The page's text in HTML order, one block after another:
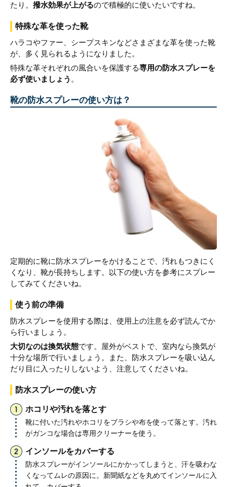
たり。 撥水効果が上がるので積極的に使いたいですね。
特殊な革を使った靴
ハラコやファー、シープスキンなどさまざまな革を使った靴
が、多く見られるようになりました。
特殊な革それぞれの風合いを保護する専用の防水スプレーを
必ず使いましょう 。
靴の防水スプレーの使い方は？
定期的に靴に防水スプレーをかけることで、汚れもつきにく
くなり、靴が長持ちします。以下の使い方を参考にスプレー
してみてくださいね。
使う前の準備
防水スプレーを使用する際は、使用上の注意を必ず読んでか
ら行いましょう。
大切なのは換気状態です。屋外がベストで、室内なら換気が
十分な場所で行いましょう。また、防水スプレーを吸い込ん
だり目に入ったりしないよう、注意してくださいね。
防水スプレーの使い方
ホコリや汚れを落とす
靴に付いた汚れやホコリをブラシや布を使って落とす。汚れ
がガンコな場合は専用クリーナーを使う。
インソールをカバーする
防水スプレーがインソールにかかってしまうと、汗を吸わな
くなってムレの原因に。新聞紙などを丸めてインソールに入